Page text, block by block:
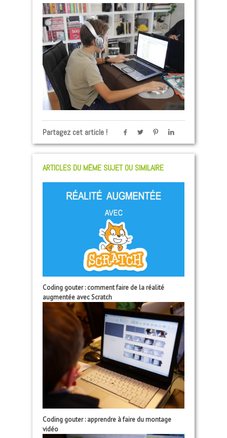
Partagez cet article !
ARTICLES DU MÊME SUJET OU SIMILAIRE
Coding gouter : comment faire de la réalité
augmentée avec Scratch
Coding gouter : apprendre à faire du montage
vidéo